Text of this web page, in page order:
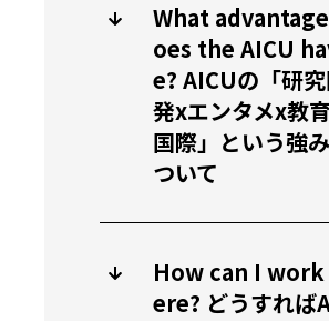
What
oes the AICU
e? AICUの「研
発xエンタメx教
国際」という強
ついて
How can I
ere? どうすれば